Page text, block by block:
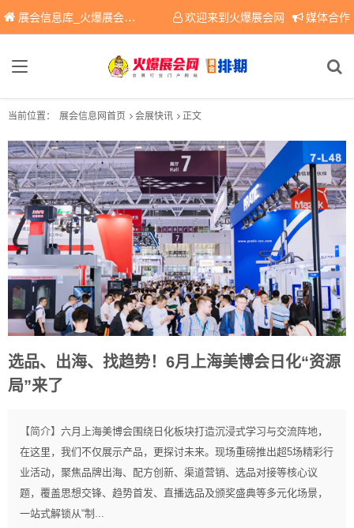
展会信息库_火爆展会网免费展会信息查询平台，提供专业会展服务！ 欢迎来到火爆展会网 媒体合作
当前位置： 展会信息网首页 会展快讯 正文
选品、出海、找趋势！6月上海美博会日化“资源
局”来了
【简介】 六月上海美博会围绕日化板块打造沉浸式学习与交流阵地，
在这里，我们不仅展示产品，更探讨未来。现场重磅推出超5场精彩行
业活动，聚焦品牌出海、配方创新、渠道营销、选品对接等核心议
题，覆盖思想交锋、趋势首发、直播选品及颁奖盛典等多元化场景，
一站式解锁从“制...